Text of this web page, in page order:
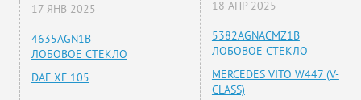
17 ЯНВ 2025
4635AGN1B
ЛОБОВОЕ СТЕКЛО
DAF XF 105
18 АПР 2025
5382AGNACMZ1B
ЛОБОВОЕ СТЕКЛО
MERCEDES VITO W447 (V-
CLASS)